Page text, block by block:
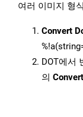
여러 이미지 형
Convert
DOT에서
의